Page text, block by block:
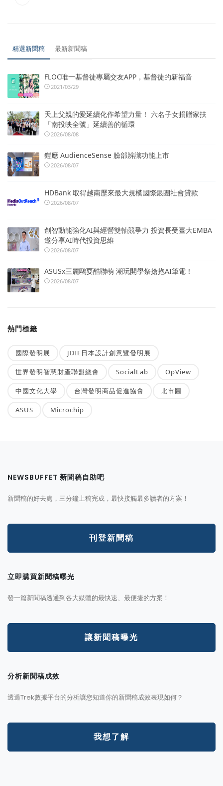
精選新聞稿 最新新聞稿
FLOC唯一基督徒專屬交友APP，基督徒的新福音
2021/03/29
天上父親的愛延續化作希望力量！ 六名子女捐贈家扶
「南投映全號」延續善的循環
2026/08/08
鎧應 AudienceSense 臉部辨識功能上市
2026/08/07
HDBank 取得越南歷來最大規模國際銀團社會貸款
2026/08/07
創智動能強化AI與經營雙軸競爭力 投資長受臺大EMBA
邀分享AI時代投資思維
2026/08/07
ASUSx三麗鷗耍酷聯萌 潮玩開學祭搶抱AI筆電！
2026/08/07
熱門標籤
國際發明展 JDIE日本設計創意暨發明展
世界發明智慧財產聯盟總會 SocialLab OpView
中國文化大學 台灣發明商品促進協會 北市圖
ASUS Microchip
NEWSBUFFET 新聞稿自助吧
新聞稿的好去處，三分鐘上稿完成，最快接觸最多讀者的方案！
刊登新聞稿
立即購買新聞稿曝光
發一篇新聞稿透通到各大媒體的最快速、最便捷的方案！
讓新聞稿曝光
分析新聞稿成效
透過Trek數據平台的分析讓您知道你的新聞稿成效表現如何？
我想了解